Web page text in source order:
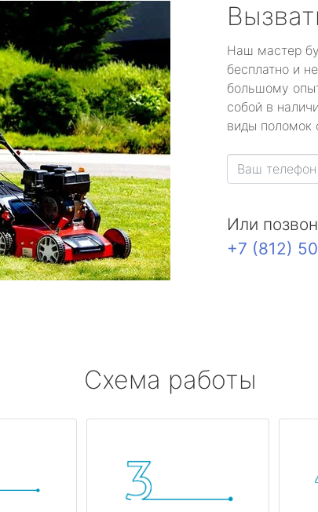
Наш мастер
бесплатно и
большому
собой в
виды поломок
Или
+7 (812)
Схема работы